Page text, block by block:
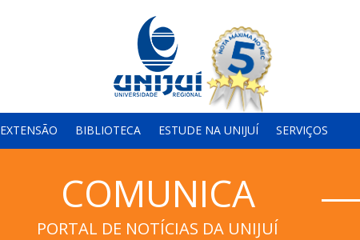
EXTENSÃO BIBLIOTECA ESTUDE NA UNIJUÍ SERVIÇOS
COMUNICA
PORTAL DE NOTÍCIAS DA UNIJUÍ